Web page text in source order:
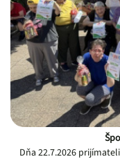
Dňa 22.7.2026